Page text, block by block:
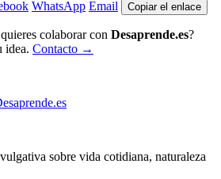
WhatsApp Email Copiar el enlace
colaborar con Desaprende.es?
idea. Contacto →
sobre vida cotidiana, naturaleza